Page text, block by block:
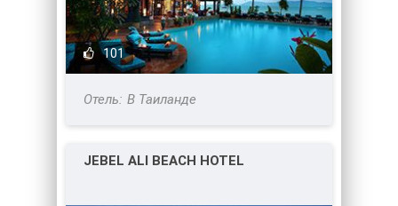
101
В Таиланде
JEBEL ALI BEACH HOTEL